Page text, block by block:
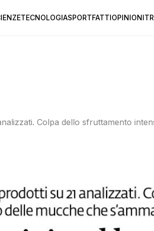
TECNOLOGIASPORTFATTIOPINIONI
Colpa dello sfruttamento